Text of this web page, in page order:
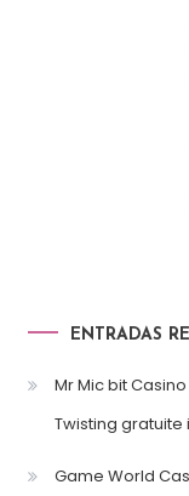
ENTRADAS
Mr Mic bit
Twisting
Game World